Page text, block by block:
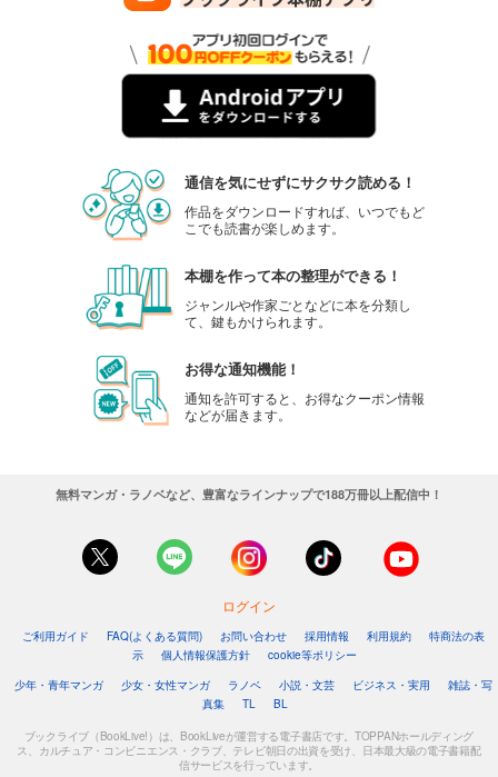
通信を気にせずにサクサク読める！
作品をダウンロードすれば、いつでもど
こでも読書が楽しめます。
本棚を作って本の整理ができる！
ジャンルや作家ごとなどに本を分類し
て、鍵もかけられます。
お得な通知機能！
通知を許可すると、お得なクーポン情報
などが届きます。
無料マンガ・ラノベなど、豊富なラインナップで188万冊以上配信中！
ログイン
ご利用ガイド FAQ(よくある質問) お問い合わせ 採用情報 利用規約
特商法の表
示
個人情報保護方針
cookie等ポリシー
少年・青年マンガ
少女・女性マンガ ラノベ 小説・文芸 ビジネス・実用
雑誌・写
真集
TL BL
ブックライブ（BookLive!）は、BookLiveが運営する電子書店です。TOPPANホールディング
ス、カルチュア・コンビニエンス・クラブ、テレビ朝日の出資を受け、日本最大級の電子書籍配
信サービスを行っています。